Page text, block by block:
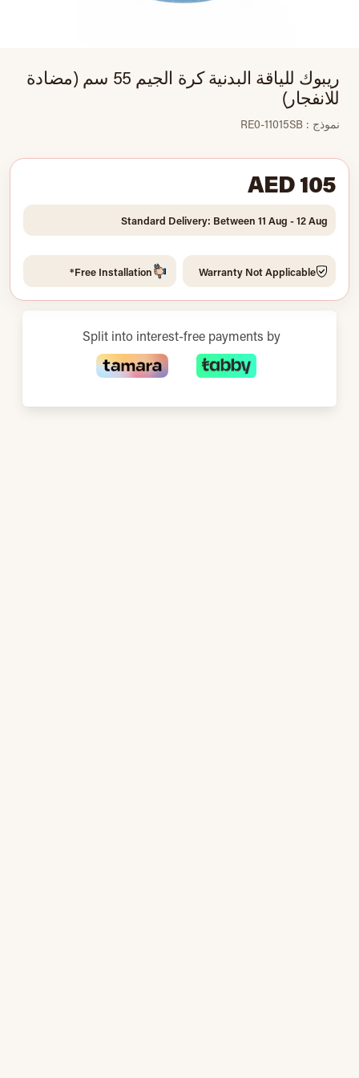
ريبوك للياقة البدنية كرة الجيم 55 سم (مضادة
للانفجار)
نموذج : RE0-11015SB
AED 105
Standard Delivery: Between 11 Aug - 12 Aug
Warranty Not Applicable
Free Installation*
Split into interest-free payments by